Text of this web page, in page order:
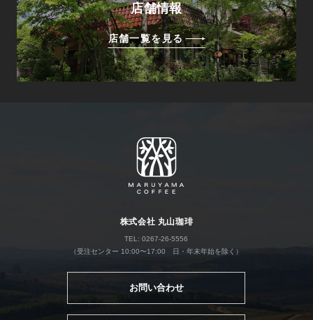
店舗情報
店舗一覧を見る
株式会社 丸山珈琲
TEL: 0267-26-5556
（受注センター 10:00〜17:00 日・年末年始を除く）
お問い合わせ